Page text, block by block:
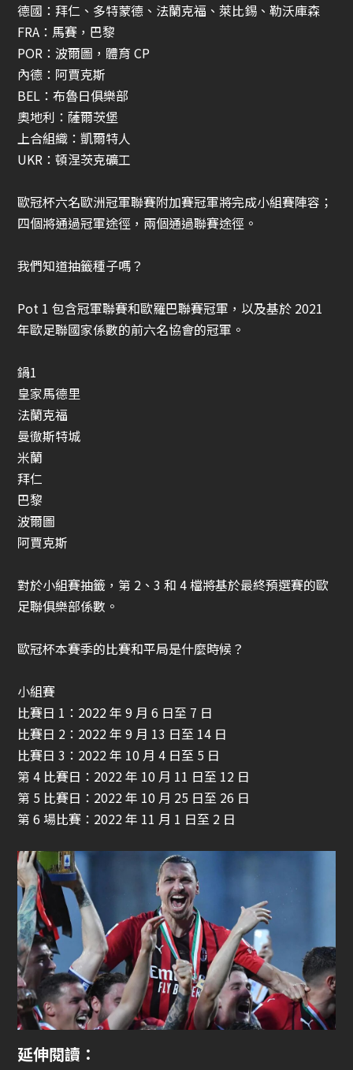
德國：拜仁、多特蒙德、法蘭克福、萊比錫、勒沃庫森
FRA：馬賽，巴黎
POR：波爾圖，體育 CP
內德：阿賈克斯
BEL：布魯日俱樂部
奧地利：薩爾茨堡
上合組織：凱爾特人
UKR：頓涅茨克礦工
歐冠杯六名歐洲冠軍聯賽附加賽冠軍將完成小組賽陣容；
四個將通過冠軍途徑，兩個通過聯賽途徑。
我們知道抽籤種子嗎？
Pot 1 包含冠軍聯賽和歐羅巴聯賽冠軍，以及基於 2021
年歐足聯國家係數的前六名協會的冠軍。
鍋1
皇家馬德里
法蘭克福
曼徹斯特城
米蘭
拜仁
巴黎
波爾圖
阿賈克斯
對於小組賽抽籤，第 2、3 和 4 檔將基於最終預選賽的歐
足聯俱樂部係數。
歐冠杯本賽季的比賽和平局是什麼時候？
小組賽
比賽日 1：2022 年 9 月 6 日至 7 日
比賽日 2：2022 年 9 月 13 日至 14 日
比賽日 3：2022 年 10 月 4 日至 5 日
第 4 比賽日：2022 年 10 月 11 日至 12 日
第 5 比賽日：2022 年 10 月 25 日至 26 日
第 6 場比賽：2022 年 11 月 1 日至 2 日
延伸閱讀：